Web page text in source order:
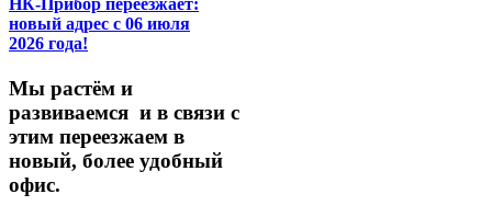
НК-Прибор переезжает:
новый адрес с 06 июля
2026 года!
Мы растём и
развиваемся и в связи с
этим переезжаем в
новый, более удобный
офис.